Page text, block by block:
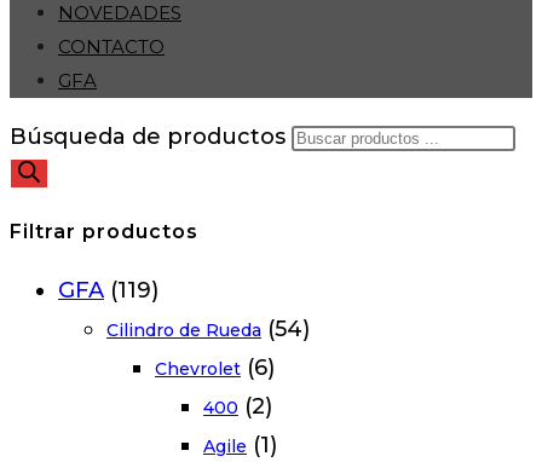
NOVEDADES
CONTACTO
GFA
Búsqueda de productos
Filtrar productos
GFA (119)
Cilindro de Rueda (54)
Chevrolet (6)
400 (2)
Agile (1)